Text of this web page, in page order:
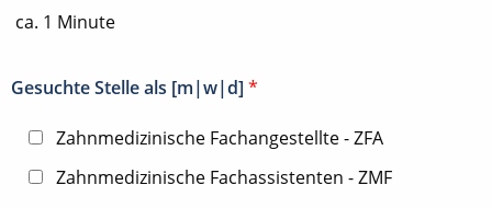
ca. 1 Minute
Gesuchte Stelle als [m|w|d] *
Zahnmedizinische Fachangestellte - ZFA
Zahnmedizinische Fachassistenten - ZMF